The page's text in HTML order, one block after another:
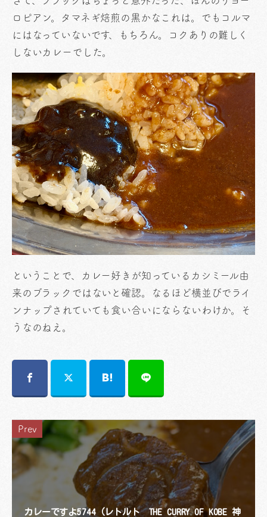
ロピアン。タマネギ焙煎の黒かなこれは。でもコルマ
にはなっていないです、もちろん。コクありの難しく
しないカレーでした。
ということで、カレー好きが知っているカシミール由
来のブラックではないと確認。なるほど横並びでライ
ンナップされていても食い合いにならないわけか。そ
うなのねえ。
Prev
カレーですよ5744（レトルト THE CURRY OF KOBE 神